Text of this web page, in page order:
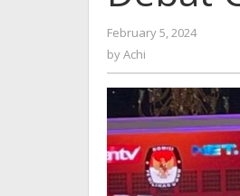
February 5, 2024
byAchi